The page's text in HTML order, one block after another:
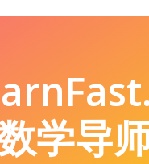
学导